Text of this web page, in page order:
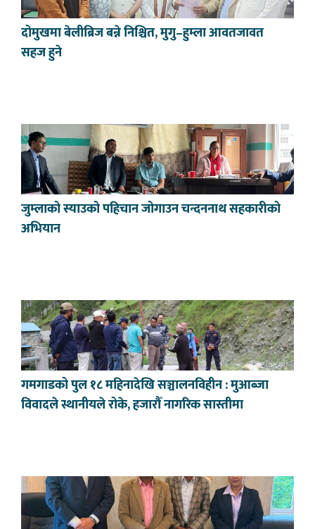
दोमुखमा बेलीब्रिज बन्ने निश्चित, मुगु–हुम्ला आवतजावत
सहज हुने
जुम्लाको स्याउको पहिचान जोगाउन चन्दननाथ सहकारीको
अभियान
गमगाडको पुल १८ महिनादेखि सञ्चालनविहीन : मुआब्जा
विवादले स्थानीयले रोके, हजारौँ नागरिक सास्तीमा